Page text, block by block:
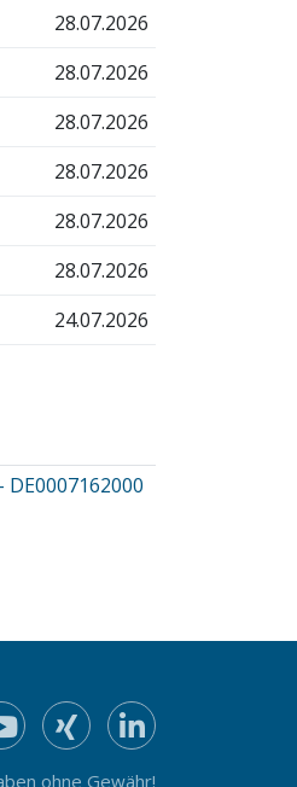
28.07.2026
28.07.2026
28.07.2026
28.07.2026
28.07.2026
28.07.2026
24.07.2026
ohne Gewähr!